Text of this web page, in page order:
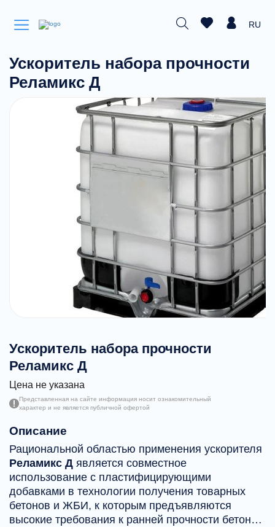
RU
Ускоритель набора прочности
Реламикс Д
Ускоритель набора прочности
Реламикс Д
Цена не указана
Представленная на сайте информация носит ознакомительный
характер и не является публичной офертой
Описание
Рациональной областью применения ускорителя
Реламикс Д является совместное
использование с пластифицирующими
добавками в технологии получения товарных
бетонов и ЖБИ, к которым предъявляются
высокие требования к ранней прочности бетона.